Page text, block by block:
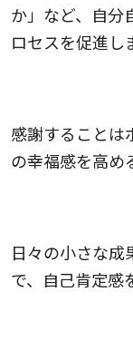
か」など、自分
ロセスを促進し
感謝することは
の幸福感を高め
日々の小さな成
で、自己肯定感